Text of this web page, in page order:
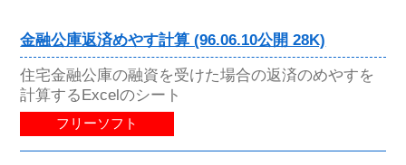
金融公庫返済めやす計算 (96.06.10公開 28K)
住宅金融公庫の融資を受けた場合の返済のめやすを
計算するExcelのシート
フリーソフト